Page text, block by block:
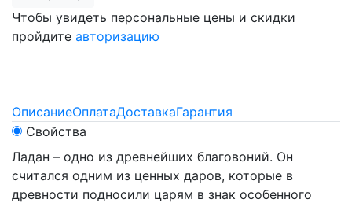
Чтобы увидеть персональные цены и скидки
пройдите авторизацию
ОписаниеОплатаДоставкаГарантия
Свойства
Ладан – одно из древнейших благовоний. Он
считался одним из ценных даров, которые в
древности подносили царям в знак особенного